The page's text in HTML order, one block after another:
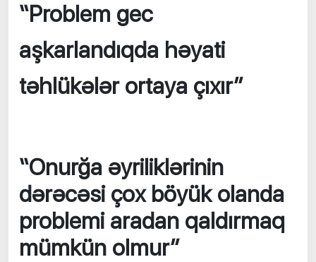
“Problem gec
aşkarlandıqda həyati
təhlükələr ortaya çıxır”
“Onurğa əyriliklərinin
dərəcəsi çox böyük olanda
problemi aradan qaldırmaq
mümkün olmur”